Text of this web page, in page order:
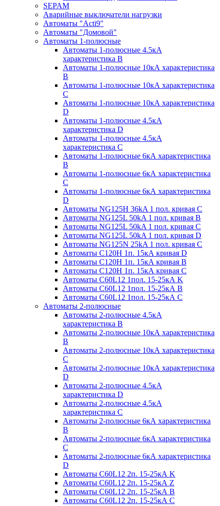
SEPAM
Аварийные выключатели нагрузки
Автоматы "Acti9"
Автоматы "Домовой"
Автоматы 1-полюсные
Автоматы 1-полюсные 4.5кА
характеристика В
Автоматы 1-полюсные 10кА характеристика
B
Автоматы 1-полюсные 10кА характеристика
C
Автоматы 1-полюсные 10кА характеристика
D
Автоматы 1-полюсные 4.5кА
характеристика D
Автоматы 1-полюсные 4.5кА
характеристика С
Автоматы 1-полюсные 6кА характеристика
B
Автоматы 1-полюсные 6кА характеристика
C
Автоматы 1-полюсные 6кА характеристика
D
Автоматы NG125H 36kA 1 пол. кривая C
Автоматы NG125L 50kA 1 пол. кривая B
Автоматы NG125L 50kA 1 пол. кривая C
Автоматы NG125L 50kA 1 пол. кривая D
Автоматы NG125N 25kA 1 пол. кривая C
Автоматы С120H 1п. 15кА кривая D
Автоматы С120H 1п. 15кА кривая В
Автоматы С120H 1п. 15кА кривая С
Автоматы С60L12 1пол. 15-25кА K
Автоматы С60L12 1пол. 15-25кА В
Автоматы С60L12 1пол. 15-25кА С
Автоматы 2-полюсные
Автоматы 2-полюсные 4.5кА
характеристика В
Автоматы 2-полюсные 10кА характеристика
B
Автоматы 2-полюсные 10кА характеристика
C
Автоматы 2-полюсные 10кА характеристика
D
Автоматы 2-полюсные 4.5кА
характеристика D
Автоматы 2-полюсные 4.5кА
характеристика С
Автоматы 2-полюсные 6кА характеристика
B
Автоматы 2-полюсные 6кА характеристика
C
Автоматы 2-полюсные 6кА характеристика
D
Автоматы C60L12 2п. 15-25кА K
Автоматы C60L12 2п. 15-25кА Z
Автоматы C60L12 2п. 15-25кА B
Автоматы C60L12 2п. 15-25кА C